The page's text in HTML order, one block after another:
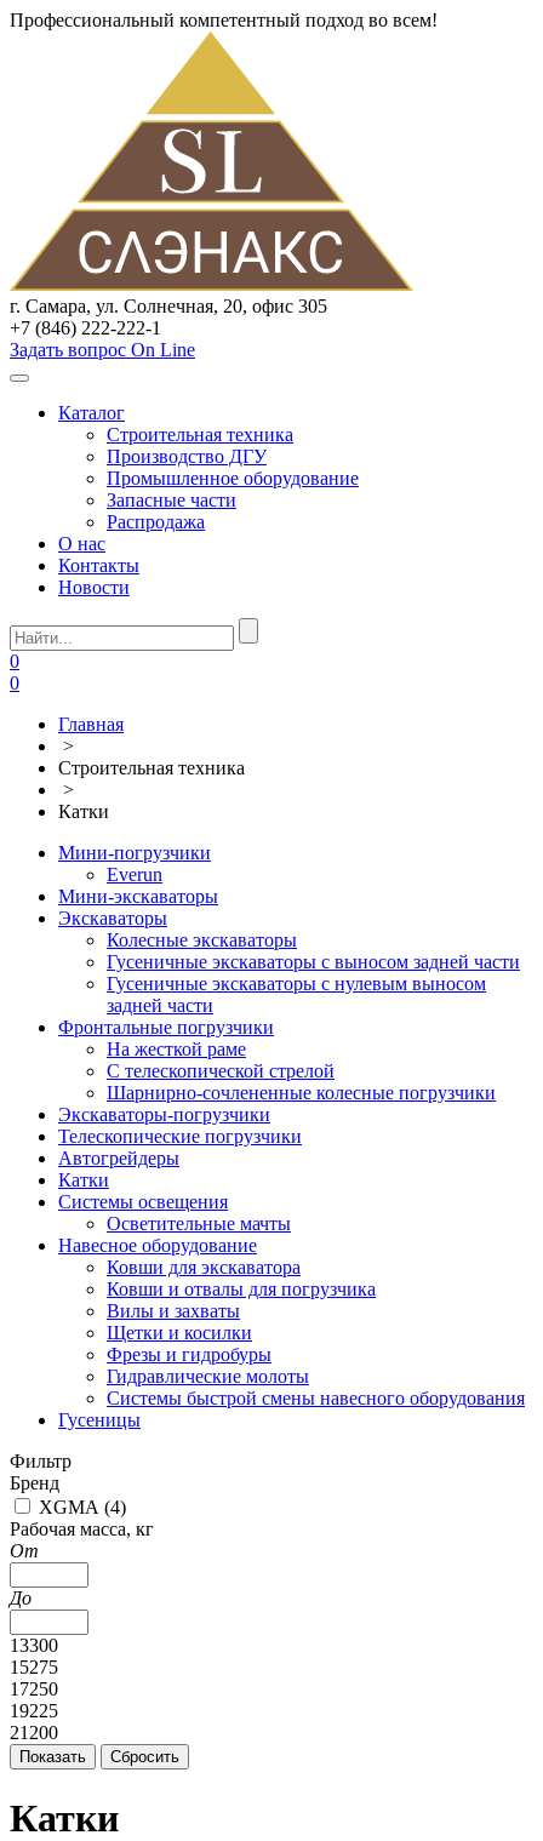
Профессиональный компетентный подход во всем!
г. Самара, ул. Солнечная, 20, офис 305
+7 (846) 222-222-1
Задать вопрос On Line
Каталог
Строительная техника
Производство ДГУ
Промышленное оборудование
Запасные части
Распродажа
О нас
Контакты
Новости
0
0
Главная
>
Строительная техника
>
Катки
Мини-погрузчики
Everun
Мини-экскаваторы
Экскаваторы
Колесные экскаваторы
Гусеничные экскаваторы с выносом задней части
Гусеничные экскаваторы с нулевым выносом
задней части
Фронтальные погрузчики
На жесткой раме
С телескопической стрелой
Шарнирно-сочлененные колесные погрузчики
Экскаваторы-погрузчики
Телескопические погрузчики
Автогрейдеры
Катки
Системы освещения
Осветительные мачты
Навесное оборудование
Ковши для экскаватора
Ковши и отвалы для погрузчика
Вилы и захваты
Щетки и косилки
Фрезы и гидробуры
Гидравлические молоты
Системы быстрой смены навесного оборудования
Гусеницы
Фильтр
Бренд
XGMA (4)
Рабочая масса, кг
От
До
13300
15275
17250
19225
21200
Катки